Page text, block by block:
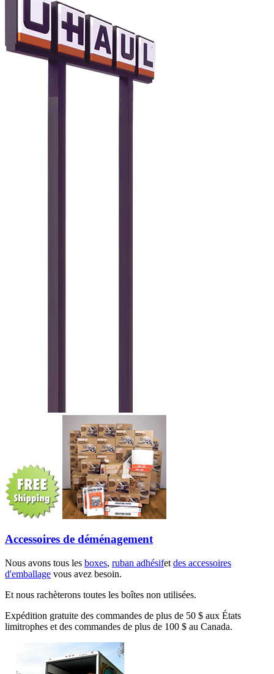
Accessoires de déménagement
Nous avons tous les boxes, ruban adhésifet des accessoires
d'emballage vous avez besoin.
Et nous rachèterons toutes les boîtes non utilisées.
Expédition gratuite des commandes de plus de 50 $ aux États
limitrophes et des commandes de plus de 100 $ au Canada.